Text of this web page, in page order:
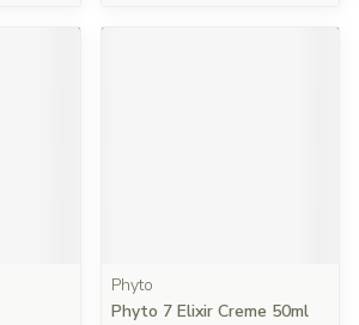
Phyto
Phyto 7 Elixir Creme 50ml